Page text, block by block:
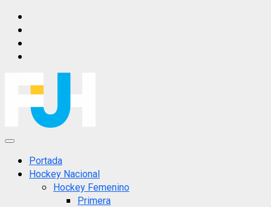
Saltar
contenido
Menú
principalPortada
Hockey Nacional
Hockey Femenino
Primera